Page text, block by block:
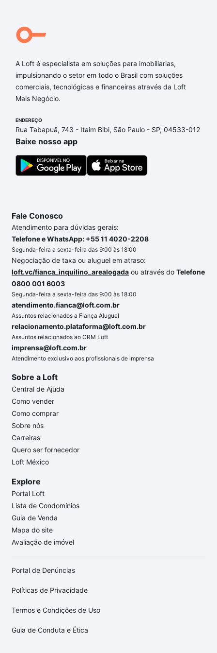
Aqui na Loft temos a oferta ideal para você, com
custam a partir de R$ 0 e com nossas opções de
financiamento imobiliário as parcelas podem se
adequar ao seu orçamento. Se ainda tem alguma
dúvida dos custos envolvidos no processo de
um apartamento
o imóvel dos seus sonhos com segurança e
conforto. Loft, com você até as chaves.
A Loft é especialista em soluções para imobiliárias,
impulsionando o setor em todo o Brasil com soluções
comerciais, tecnológicas e financeiras através da Loft
Mais Negócio.
ENDEREÇO
Rua Tabapuã, 743 - Itaim Bibi, São Paulo - SP, 04533-012
Baixe nosso app
Fale Conosco
Atendimento para dúvidas gerais:
Telefone e WhatsApp: +55 11 4020-2208
Segunda-feira a sexta-feira das 9:00 às 18:00
Negociação de taxa ou aluguel em atraso:
loft.vc/fianca_inquilino_arealogada ou através do Telefone
0800 001 6003
Segunda-feira a sexta-feira das 9:00 às 18:00
atendimento.fianca@loft.com.br
Assuntos relacionados a Fiança Aluguel
relacionamento.plataforma@loft.com.br
Assuntos relacionados ao CRM Loft
imprensa@loft.com.br
Atendimento exclusivo aos profissionais de imprensa
Sobre a Loft
Central de Ajuda
Como vender
Como comprar
Sobre nós
Carreiras
Quero ser fornecedor
Loft México
Explore
Portal Loft
Lista de Condomínios
Guia de Venda
Mapa do site
Avaliação de imóvel
Portal de Denúncias
Políticas de Privacidade
Termos e Condições de Uso
Guia de Conduta e Ética